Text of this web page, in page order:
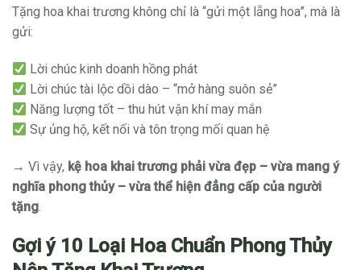
Tặng hoa khai trương không chỉ là “gửi một lẵng hoa”, mà là
gửi:
Lời chúc kinh doanh hồng phát
Lời chúc tài lộc dồi dào – “mở hàng suôn sẻ”
Năng lượng tốt – thu hút vận khí may mắn
Sự ủng hộ, kết nối và tôn trọng mối quan hệ
→ Vì vậy, kệ hoa khai trương phải vừa đẹp – vừa mang ý
nghĩa phong thủy – vừa thể hiện đẳng cấp của người
tặng.
Gợi ý 10 Loại Hoa Chuẩn Phong Thủy